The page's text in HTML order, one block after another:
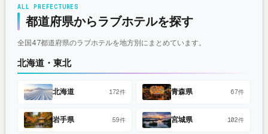
ALL PREFECTURES
都道府県からラブホテルを探す
全国47都道府県のラブホテルを地方別にまとめています。
北海道・東北
北海道 172件 青森県 67件
岩手県 59件 宮城県 102件